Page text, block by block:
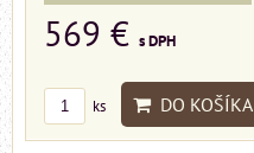
569 € s DPH
ks DO KOŠÍKA